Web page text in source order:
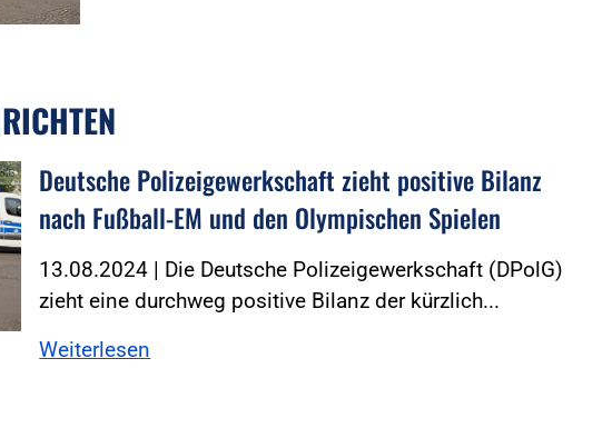
Deutsche Polizeigewerkschaft zieht positive Bilanz
nach Fußball-EM und den Olympischen Spielen
13.08.2024 | Die Deutsche Polizeigewerkschaft (DPolG)
zieht eine durchweg positive Bilanz der kürzlich...
Weiterlesen